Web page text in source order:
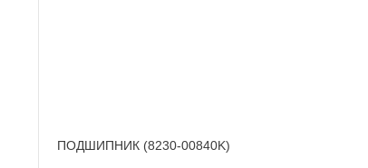
ПОДШИПНИК (8230-00840K)